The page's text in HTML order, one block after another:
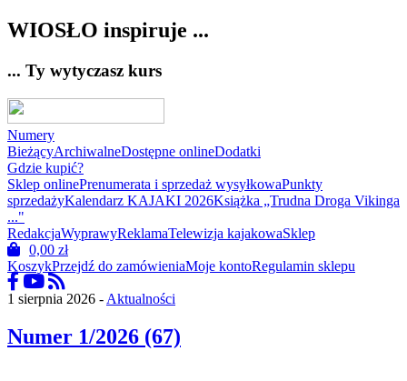
WIOSŁO inspiruje ...
... Ty wytyczasz kurs
Numery
BieżącyArchiwalneDostępne onlineDodatki
Gdzie kupić?
Sklep onlinePrenumerata i sprzedaż wysyłkowaPunkty
sprzedażyKalendarz KAJAKI 2026Książka „Trudna Droga Vikinga
..."
RedakcjaWyprawyReklamaTelewizja kajakowaSklep
0,00 zł
KoszykPrzejdź do zamówieniaMoje kontoRegulamin sklepu
1 sierpnia 2026 - Aktualności
Numer 1/2026 (67)